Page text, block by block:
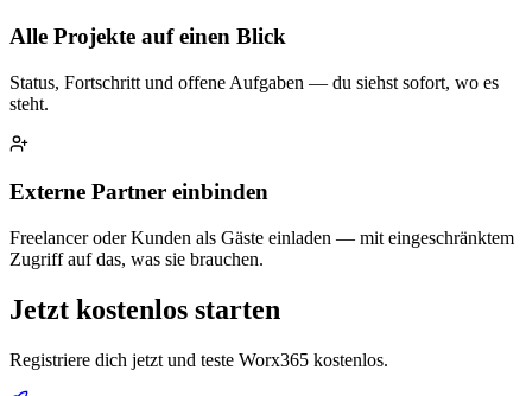
Alle Projekte auf einen Blick
Status, Fortschritt und offene Aufgaben — du siehst sofort, wo es
steht.
Externe Partner einbinden
Freelancer oder Kunden als Gäste einladen — mit eingeschränktem
Zugriff auf das, was sie brauchen.
Jetzt kostenlos starten
Registriere dich jetzt und teste Worx365 kostenlos.